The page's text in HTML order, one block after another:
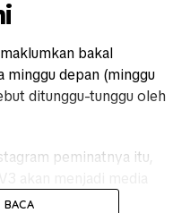
bakal
minggu depan (minggu
ditunggu-tunggu oleh
peminatnya itu,
nanti.
BACA